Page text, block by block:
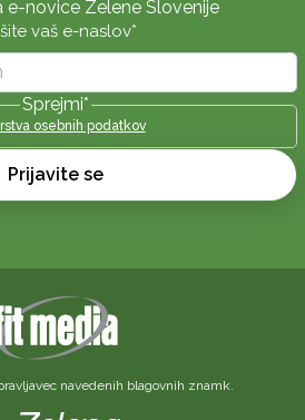
e-novice Zelene Slovenije
vaš e-naslov*
Sprejmi*
osebnih podatkov
Prijavite se
navedenih blagovnih znamk.